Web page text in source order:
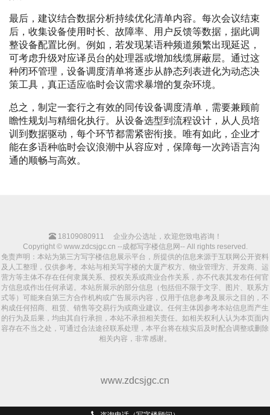
最后，建议结合数据分析持续优化清单内容。每次会议结束
后，收集设备使用时长、故障率、用户反馈等数据，据此调
整设备配置比例。例如，若发现某语种频道频繁出现延迟，
可考虑升级对应译员台的处理器或增加线缆屏蔽层。通过这
种闭环管理，设备调度清单将逐步从静态列表进化为动态决
策工具，真正适应临时会议需求暴增的复杂环境。
总之，制定一套行之有效的同传设备调度清单，需要兼顾前
瞻性规划与精细化执行。从设备选型到流程设计，从人员培
训到数据驱动，每个环节都需紧密衔接。唯有如此，企业才
能在多语种临时会议浪潮中从容应对，保障每一次跨语言沟
通的顺畅与高效。
18109080911
企业办公选址，欢迎您致电咨询！
Copyright © www.zdcsjgc.cn --成都写字楼信息网-- All rights reserved.
免责声明：本站为第三方写字楼信息展示平台，所提供的信息来源于互联网公开资料
及人工整理，仅供参考。本站与相关写字楼的大厦产权方、物业管理方、开发商、运
营方等主体不存在任何隶属关系、授权关系或商业合作关系，亦不代表其发布任何官
方信息或作出任何承诺。本站所展示的部分信息（包括但不限于文字、图片、联系方
式等）可能来自第三方合作机构或广告展示内容，仅用于信息参考及展示之目的，不
构成任何招商、租赁、销售等交易行为或商业建议。任何主体因参考本站信息而产生
的行为及后果，均由其自行承担，本站不承担相关责任。如相关权利人认为本页面内
容存在不当之处，可通过合法途径联系处理，本平台将在核实后及时配合调整或删除
相关内容，非常感谢。
www.zdcsjgc.cn